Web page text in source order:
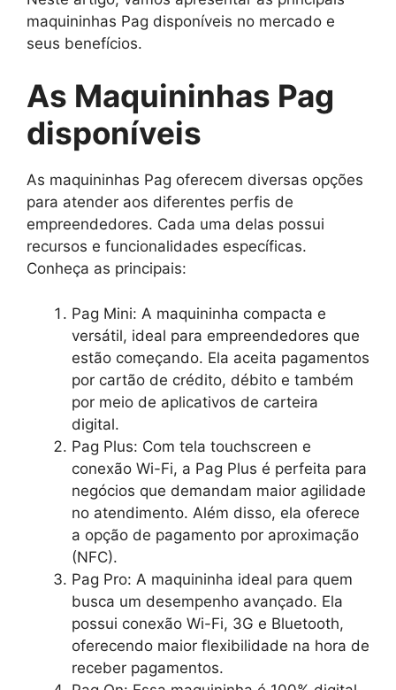
maquininhas Pag disponíveis no mercado e
seus benefícios.
As Maquininhas Pag
disponíveis
As maquininhas Pag oferecem diversas opções
para atender aos diferentes perfis de
empreendedores. Cada uma delas possui
recursos e funcionalidades específicas.
Conheça as principais:
Pag Mini: A maquininha compacta e
versátil, ideal para empreendedores que
estão começando. Ela aceita pagamentos
por cartão de crédito, débito e também
por meio de aplicativos de carteira
digital.
Pag Plus: Com tela touchscreen e
conexão Wi-Fi, a Pag Plus é perfeita para
negócios que demandam maior agilidade
no atendimento. Além disso, ela oferece
a opção de pagamento por aproximação
(NFC).
Pag Pro: A maquininha ideal para quem
busca um desempenho avançado. Ela
possui conexão Wi-Fi, 3G e Bluetooth,
oferecendo maior flexibilidade na hora de
receber pagamentos.